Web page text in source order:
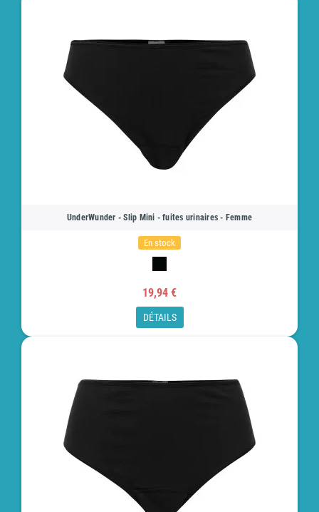
UnderWunder - Slip Mini - fuites urinaires - Femme
En stock
19,94 €
DÉTAILS